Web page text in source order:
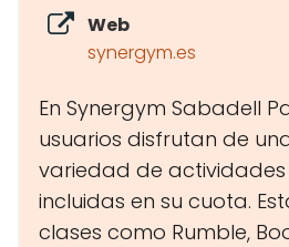
Web
synergym.es
En Synergym Sabadell
usuarios disfrutan de
variedad de
incluidas en su cuota.
clases como Rumble,